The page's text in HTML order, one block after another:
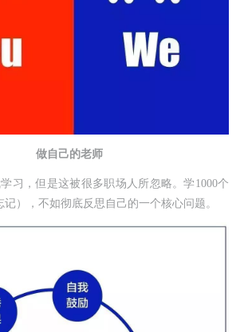
做自己的老师
习，但是这被很多职场人所忽略。学1000个
），不如彻底反思自己的一个核心问题。